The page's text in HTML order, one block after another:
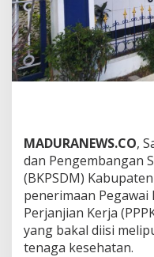
MADURANEWS.CO,
dan Pengembangan
(BKPSDM)
penerimaan
Perjanjian Kerja
yang bakal diisi
tenaga kesehatan.